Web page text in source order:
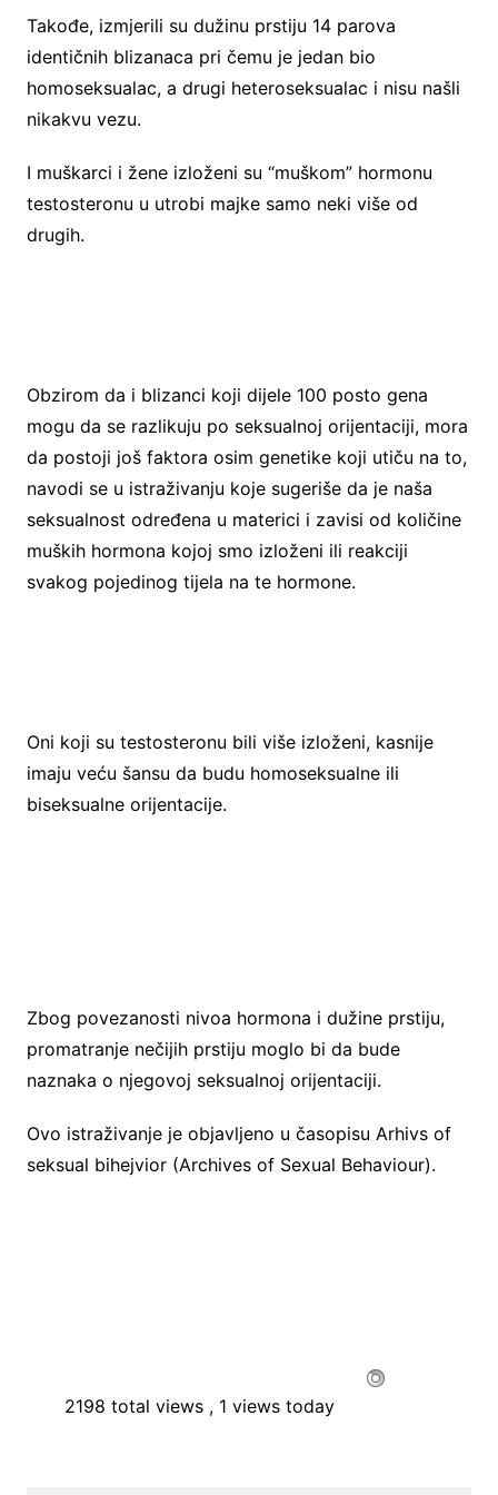
Takođe, izmjerili su dužinu prstiju 14 parova
identičnih blizanaca pri čemu je jedan bio
homoseksualac, a drugi heteroseksualac i nisu našli
nikakvu vezu.
I muškarci i žene izloženi su “muškom” hormonu
testosteronu u utrobi majke samo neki više od
drugih.
Obzirom da i blizanci koji dijele 100 posto gena
mogu da se razlikuju po seksualnoj orijentaciji, mora
da postoji još faktora osim genetike koji utiču na to,
navodi se u istraživanju koje sugeriše da je naša
seksualnost određena u materici i zavisi od količine
muških hormona kojoj smo izloženi ili reakciji
svakog pojedinog tijela na te hormone.
Oni koji su testosteronu bili više izloženi, kasnije
imaju veću šansu da budu homoseksualne ili
biseksualne orijentacije.
Zbog povezanosti nivoa hormona i dužine prstiju,
promatranje nečijih prstiju moglo bi da bude
naznaka o njegovoj seksualnoj orijentaciji.
Ovo istraživanje je objavljeno u časopisu Arhivs of
seksual bihejvior (Archives of Sexual Behaviour).
2198 total views , 1 views today